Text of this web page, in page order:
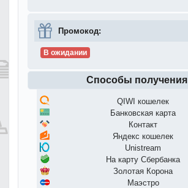
Промокод:
В ожидании
Способы получения
QIWI кошелек
Банковская карта
Контакт
Яндекс кошелек
Unistream
На карту Сбербанка
Золотая Корона
Маэстро